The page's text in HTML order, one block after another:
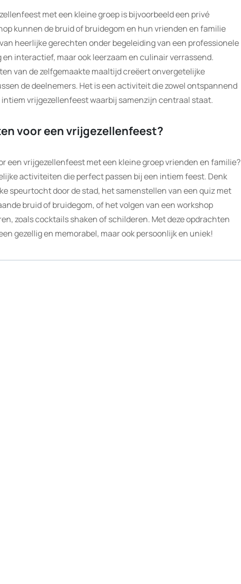
met een kleine groep is bijvoorbeeld een privé
kunnen de bruid of bruidegom en hun vrienden en familie
heerlijke gerechten onder begeleiding van een professionele
interactief, maar ook leerzaam en culinair verrassend.
van de zelfgemaakte maaltijd creëert onvergetelijke
de deelnemers. Het is een activiteit die zowel ontspannend
vrijgezellenfeest waarbij samenzijn centraal staat.
voor een vrijgezellenfeest?
een vrijgezellenfeest met een kleine groep vrienden en familie?
activiteiten die perfect passen bij een intiem feest. Denk
speurtocht door de stad, het samenstellen van een quiz met
bruid of bruidegom, of het volgen van een workshop
zoals cocktails shaken of schilderen. Met deze opdrachten
gezellig en memorabel, maar ook persoonlijk en uniek!